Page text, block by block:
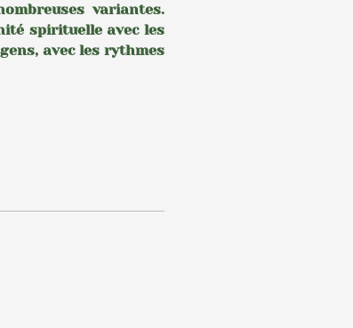
variantes.
spirituelle avec les
avec les rythmes